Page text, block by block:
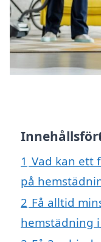
1 Vad kan ett
på
2 Få alltid
hemstädning i